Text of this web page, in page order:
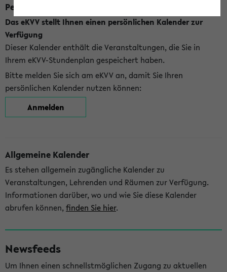
Persönlicher Kalender
Das eKVV stellt Ihnen einen persönlichen Kalender zur
Verfügung
Dieser Kalender enthält die Veranstaltungen, die Sie in
Ihrem eKVV-Stundenplan gespeichert haben.
Bitte melden Sie sich am eKVV an, damit Sie Ihren
persönlichen Kalender nutzen können:
Anmelden
Allgemeine Kalender
Es stehen allgemein zugängliche Kalender zu
Veranstaltungen, Lehrenden und Räumen zur Verfügung.
Informationen darüber, wo und wie Sie diese Kalender
abrufen können, finden Sie hier.
Newsfeeds
Um Ihnen einen schnellstmöglichen Zugang zu aktuellen